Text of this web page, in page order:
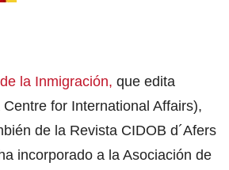
la Inmigración, que edita
for International Affairs),
de la Revista CIDOB d´Afers
incorporado a la Asociación de